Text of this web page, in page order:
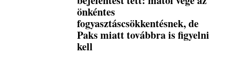
önkéntes
fogyasztáscsökkentésnek, de
Paks miatt továbbra is figyelni
kell